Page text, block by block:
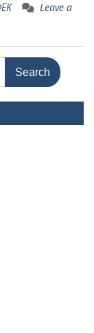
Leave a